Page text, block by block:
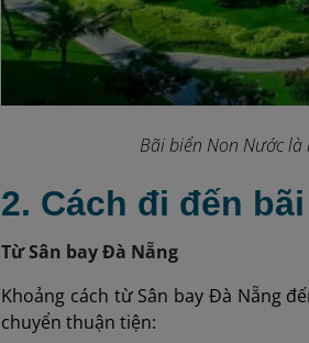
Bãi biển Non Nước
2. Cách đi đến
Từ Sân bay Đà Nẵng
Khoảng cách từ Sân bay Đà Nẵng
chuyển thuận tiện: